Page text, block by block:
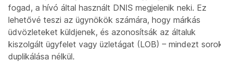
fogad, a hívó által használt DNIS megjelenik neki. Ez
lehetővé teszi az ügynökök számára, hogy márkás
üdvözleteket küldjenek, és azonosítsák az általuk
kiszolgált ügyfelet vagy üzletágat (LOB) – mindezt sorok
duplikálása nélkül.